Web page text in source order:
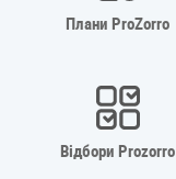
Плани ProZorro
Відбори Prozorro